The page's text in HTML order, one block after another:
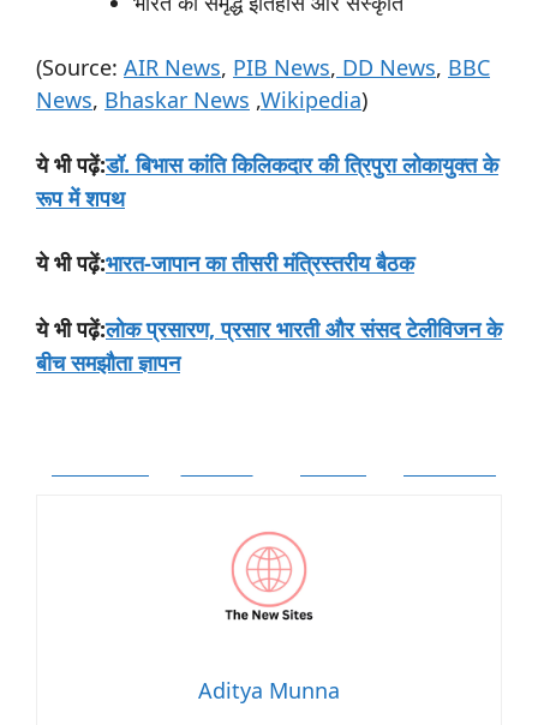
(Source: AIR News, PIB News, DD News, BBC
News, Bhaskar News ,Wikipedia)
ये भी पढ़ें:डॉ. बिभास कांति किलिकदार की त्रिपुरा लोकायुक्त के
रूप में शपथ
ये भी पढ़ें:भारत-जापान का तीसरी मंत्रिस्तरीय बैठक
ये भी पढ़ें:लोक प्रसारण, प्रसार भारती और संसद टेलीविजन के
बीच समझौता ज्ञापन
Aditya Munna